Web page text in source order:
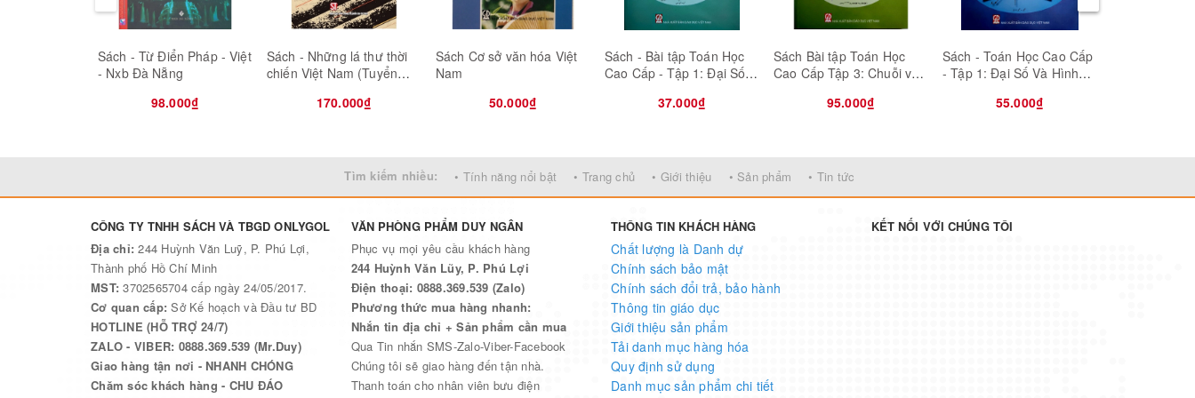
Sách - Từ Điển Pháp - Việt
- Nxb Đà Nẵng
98.000₫
Sách - Những lá thư thời
chiến Việt Nam (Tuyển
NXB Chính trị Quốc gia sự
170.000₫
Sách Cơ sở văn hóa Việt
Nam
50.000₫
Sách - Bài tập Toán Học
Cao Cấp - Tập 1: Đại Số
37.000₫
Sách Bài tập Toán Học
Cao Cấp Tập 3: Chuỗi và
95.000₫
Sách - Toán Học Cao Cấp
- Tập 1: Đại Số Và Hình
55.000₫
Tìm kiếm nhiều: • Tính năng nổi bật • Trang chủ • Giới thiệu • Sản phẩm • Tin tức
CÔNG TY TNHH SÁCH VÀ TBGD ONLYGOL
Địa chỉ:244 Huỳnh Văn Luỹ, P. Phú Lợi,
Thành phố Hồ Chí Minh
MST:3702565704 cấp ngày 24/05/2017.
Cơ quan cấp:Sở Kế hoạch và Đầu tư BD
HOTLINE (HỖ TRỢ 24/7)
ZALO - VIBER: 0888.369.539 (Mr.Duy)
Giao hàng tận nơi - NHANH CHÓNG
Chăm sóc khách hàng - CHU ĐÁO
VĂN PHÒNG PHẨM DUY NGÂN
Phục vụ mọi yêu cầu khách hàng
244 Huỳnh Văn Lũy, P. Phú Lợi
Điện thoại: 0888.369.539 (Zalo)
Phương thức mua hàng nhanh:
Nhắn tin địa chỉ + Sản phẩm cần mua
Qua Tin nhắn SMS-Zalo-Viber-Facebook
Chúng tôi sẽ giao hàng đến tận nhà.
Thanh toán cho nhân viên bưu điện
THÔNG TIN KHÁCH HÀNG
Chất lượng là Danh dự
Chính sách bảo mật
Chính sách đổi trả, bảo hành
Thông tin giáo dục
Giới thiệu sản phẩm
Tải danh mục hàng hóa
Quy định sử dụng
Danh mục sản phẩm chi tiết
KẾT NỐI VỚI CHÚNG TÔI